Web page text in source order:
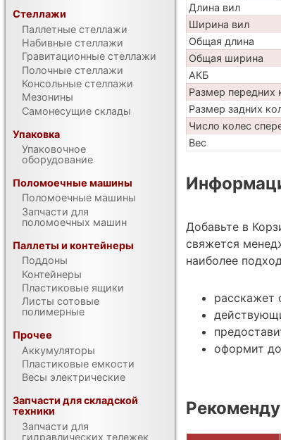
Длина вил
Ширина вил
Общая длина
Общая ширина
АКБ
Размер передних
Размер задних
Число колес
Вес
Добавьте в
свяжется
наиболее
расскажет
оформит
Стеллажи
Паллетные стеллажи
Набивные стеллажи
Гравитационные стеллажи
Полочные стеллажи
Консольные стеллажи
Мезонины
Самонесущие склады
Упаковка
Упаковочное
оборудование
Поломоечные машины
Поломоечные машины
Запчасти для
поломоечных машин
Паллеты и контейнеры
Поддоны
Контейнеры
Пластиковые ящики
Листы сотовые
полимерные
Прочее
Аккумуляторы
Пластиковые емкости
Весы электрические
Запчасти для складской
техники
Запчасти для
гидравлических тележек